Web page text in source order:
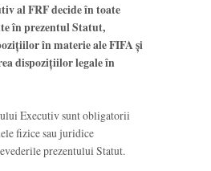
al FRF decide în toate
în prezentul Statut,
în materie ale FIFA şi
dispoziţiilor legale în
Executiv sunt obligatorii
fizice sau juridice
prezentului Statut.